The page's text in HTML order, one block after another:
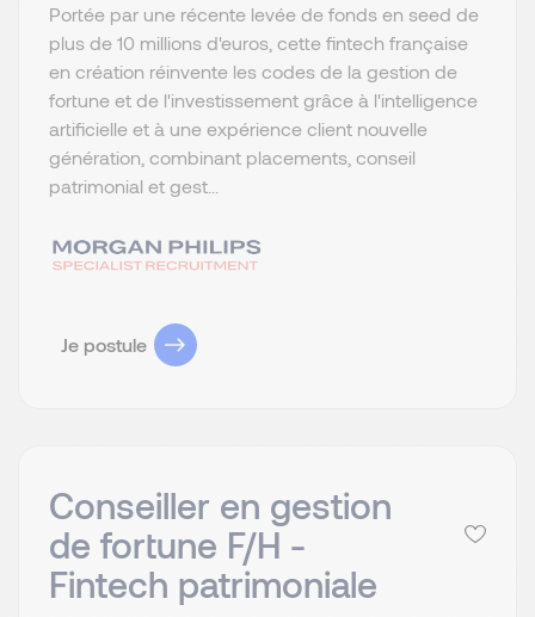
Portée par une récente levée de fonds en seed de
plus de 10 millions d'euros, cette fintech française
en création réinvente les codes de la gestion de
fortune et de l'investissement grâce à l'intelligence
artificielle et à une expérience client nouvelle
génération, combinant placements, conseil
patrimonial et gest...
Je postule
Conseiller en gestion
de fortune F/H -
Fintech patrimoniale